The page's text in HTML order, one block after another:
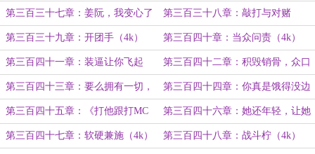
安屿】加更！
第三百三十七章：姜阮，我变心了
（4k）
第三百三十八章：敲打与对赌
（4k）
第三百三十九章：开团手（4k） 第三百四十章：当众问责（4k）
第三百四十一章：装逼让你飞起
来！（4k）
第三百四十二章：积毁销骨，众口
铄金（4k）
第三百四十三章：要么拥有一切，
要么一无所有（4k）
第三百四十四章：你真是饿得没边
了啊（4k）
第三百四十五章：《打他跟打MC
村民一样》（4k）
第三百四十六章：她还年轻，让她
再沉淀沉淀吧（4k）
第三百四十七章：软硬兼施（4k） 第三百四十八章：战斗柠（4k）